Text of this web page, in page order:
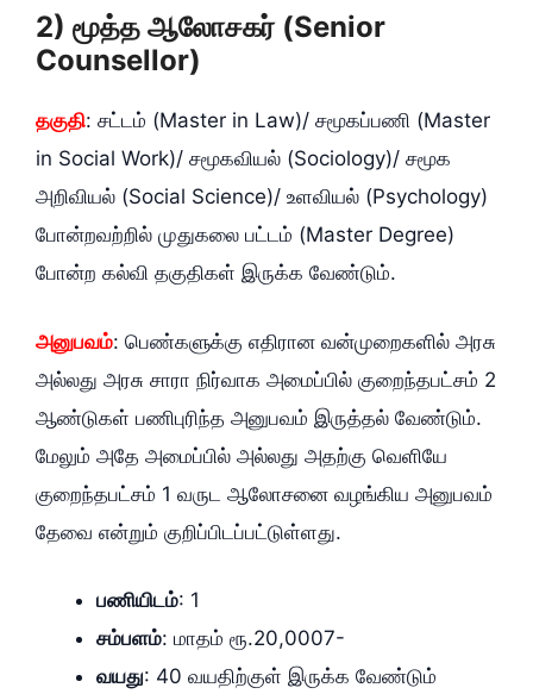
2) மூத்த ஆலோசகர்‌ (Senior
Counsellor)
தகுதி: சட்டம்‌ (Master in Law)/ சமூகப்பணி (Master
in Social Work)/ சமூகவியல்‌ (Sociology)/ சமூக
அறிவியல்‌ (Social Science)/ உளவியல்‌ (Psychology)
போன்றவற்றில்‌ முதுகலை பட்டம்‌ (Master Degree)
போன்ற கல்வி தகுதிகள்‌ இருக்க வேண்டும்‌.
அனுபவம்‌: பெண்களுக்கு எதிரான வன்முறைகளில்‌ அரசு
அல்லது அரசு சாரா நிர்வாக அமைப்பில்‌ குறைந்தபட்சம்‌ 2
ஆண்டுகள்‌ பணிபுரிந்த அனுபவம்‌ இருத்தல்‌ வேண்டும்‌.
மேலும்‌ அதே அமைப்பில்‌ அல்லது அதற்கு வெளியே
குறைந்தபட்சம்‌ 1 வருட ஆலோசனை வழங்கிய அனுபவம்‌
தேவை என்றும்‌ குறிப்பிடப்பட்டுள்ளது.
பணியிடம்‌: 1
சம்பளம்‌: மாதம்‌ ரூ.20,0007-
வயது: 40 வயதிற்குள்‌ இருக்க வேண்டும்‌